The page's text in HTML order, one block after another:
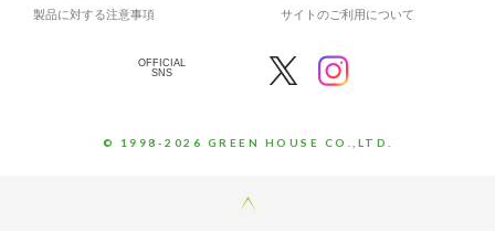
製品に対する注意事項
サイトのご利用について
OFFICIAL
SNS
© 1998-2026 GREEN HOUSE CO.,LTD.